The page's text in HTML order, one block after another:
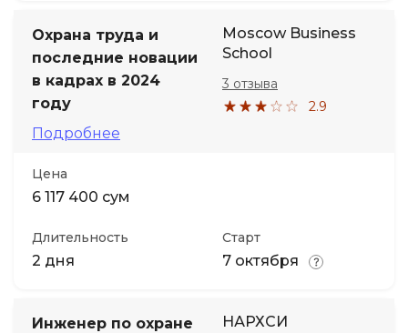
Охрана труда и
последние новации
в кадрах в 2024
году
Подробнее
Moscow Business
School
2.9
3 отзыва
Цена
6 117 400 сум
Длительность
2 дня
Старт
7 октября
Инженер по охране
НАРХСИ